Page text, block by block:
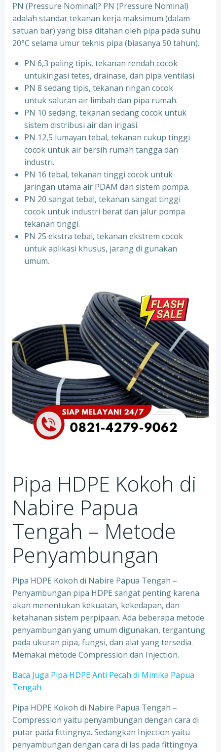
PN (Pressure Nominal)? PN (Pressure Nominal)
adalah standar tekanan kerja maksimum (dalam
satuan bar) yang bisa ditahan oleh pipa pada suhu
20°C selama umur teknis pipa (biasanya 50 tahun).
PN 6,3 paling tipis, tekanan rendah cocok
untukirigasi tetes, drainase, dan pipa ventilasi.
PN 8 sedang tipis, tekanan ringan cocok
untuk saluran air limbah dan pipa rumah.
PN 10 sedang, tekanan sedang cocok untuk
sistem distribusi air dan irigasi.
PN 12,5 lumayan tebal, tekanan cukup tinggi
cocok untuk air bersih rumah tangga dan
industri.
PN 16 tebal, tekanan tinggi cocok untuk
jaringan utama air PDAM dan sistem pompa.
PN 20 sangat tebal, tekanan sangat tinggi
cocok untuk industri berat dan jalur pompa
tekanan tinggi.
PN 25 ekstra tebal, tekanan ekstrem cocok
untuk aplikasi khusus, jarang di gunakan
umum.
Pipa HDPE Kokoh di
Nabire Papua
Tengah – Metode
Penyambungan
Pipa HDPE Kokoh di Nabire Papua Tengah –
Penyambungan pipa HDPE sangat penting karena
akan menentukan kekuatan, kekedapan, dan
ketahanan sistem perpipaan. Ada beberapa metode
penyambungan yang umum digunakan, tergantung
pada ukuran pipa, fungsi, dan alat yang tersedia.
Memakai metode Compression dan Injection.
Baca Juga Pipa HDPE Anti Pecah di Mimika Papua
Tengah
Pipa HDPE Kokoh di Nabire Papua Tengah –
Compression yaitu penyambungan dengan cara di
putar pada fittingnya. Sedangkan Injection yaitu
penyambungan dengan cara di las pada fittingnya.